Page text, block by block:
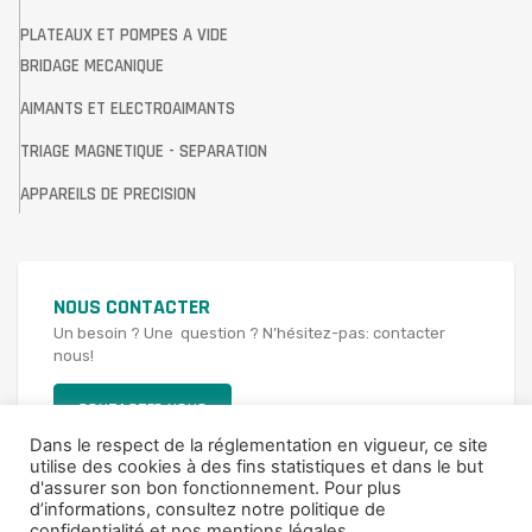
PLATEAUX ET POMPES A VIDE
BRIDAGE MECANIQUE
AIMANTS ET ELECTROAIMANTS
TRIAGE MAGNETIQUE - SEPARATION
APPAREILS DE PRECISION
NOUS CONTACTER
Un besoin ? Une question ? N’hésitez-pas: contacter
nous!
CONTACTER NOUS
Dans le respect de la réglementation en vigueur, ce site
utilise des cookies à des fins statistiques et dans le but
d'assurer son bon fonctionnement. Pour plus
d’informations, consultez notre politique de